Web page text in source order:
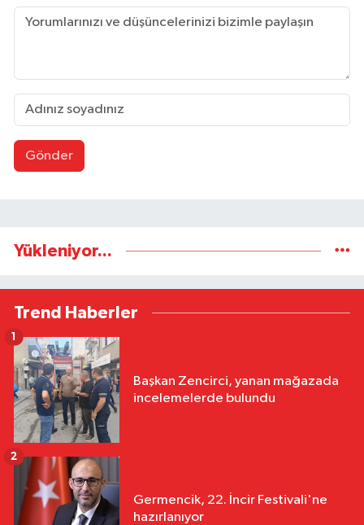
Gönder
Yükleniyor...
Trend Haberler
Başkan Zencirci, yanan mağazada
incelemelerde bulundu
1
Germencik, 22. İncir Festivali'ne
hazırlanıyor
2